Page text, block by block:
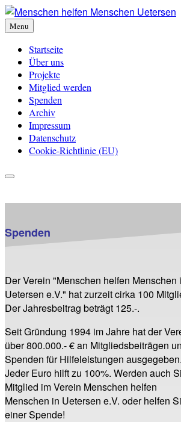
Skip
toMenu
Startseite
Über uns
Projekte
Mitglied werden
Spenden
Archiv
Impressum
Datenschutz
Cookie-Richtlinie (EU)
Spenden
Der Verein "Menschen helfen Menschen
Uetersen e.V." hat zurzeit cirka 100
Der Jahresbeitrag beträgt 125.-.
Seit Gründung 1994 im Jahre hat der
über 800.000.- € an Mitgliedsbeiträgen
Spenden für Hilfeleistungen ausgegeben.
Jeder Euro hilft zu 100%. Werden auch
Mitglied im Verein Menschen helfen
Menschen in Uetersen e.V. oder helfen
einer Spende!